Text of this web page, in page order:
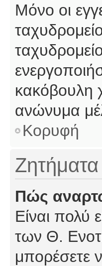
Μόνο οι
κακόβουλη
ανώνυμα
Κορυφή
Πώς
Είναι πολύ
των Θ.
μπορέσετε